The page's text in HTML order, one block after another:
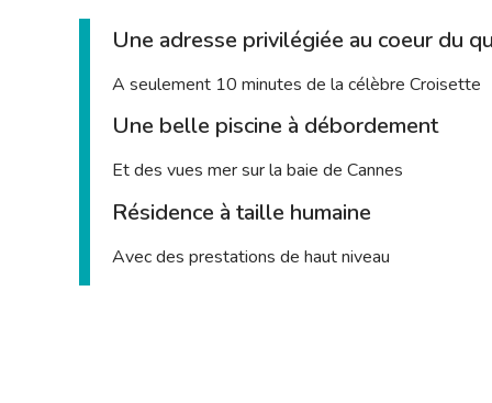
Une adresse privilégiée au coeur du
A seulement 10 minutes de la célèbre Croisette
Une belle piscine à débordement
Et des vues mer sur la baie de Cannes
Résidence à taille humaine
Avec des prestations de haut niveau